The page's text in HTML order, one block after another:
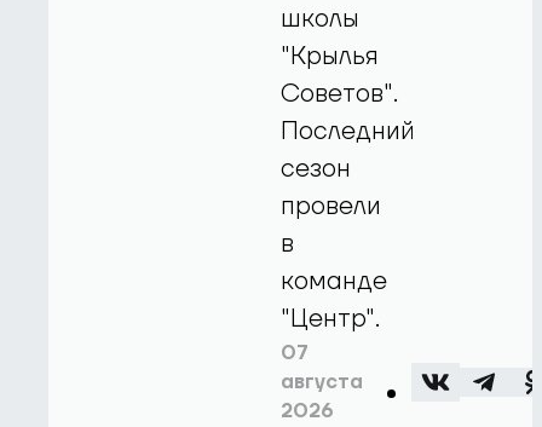
школы
"Крылья
Советов".
Последний
сезон
провели
в
команде
"Центр".
07
августа
2026